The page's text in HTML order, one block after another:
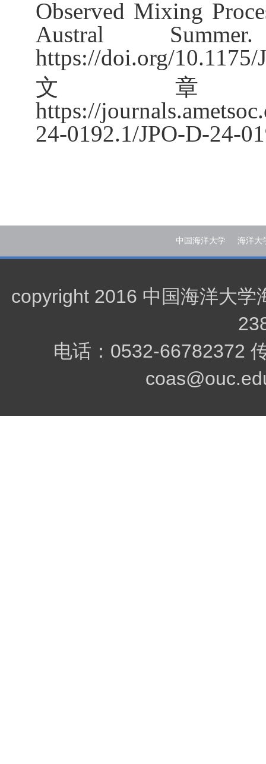
Observed Mixing
Austral
https://doi.org/10.1175/
文
https://
24-0192.1/JPO-D-24-
中国海洋大学 海洋大
copyright 2016 中国海洋大学
电话：0532-66782372